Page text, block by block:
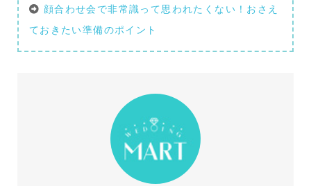
顔合わせ会で非常識って思われたくない！おさえ
ておきたい準備のポイント